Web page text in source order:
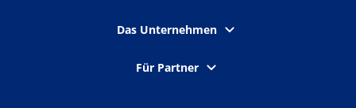
Das Unternehmen
Für Partner